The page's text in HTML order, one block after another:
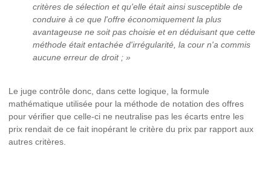
critères de sélection et qu'elle était ainsi susceptible de
conduire à ce que l'offre économiquement la plus
avantageuse ne soit pas choisie et en déduisant que cette
méthode était entachée d'irrégularité, la cour n'a commis
aucune erreur de droit ; »
Le juge contrôle donc, dans cette logique, la formule
mathématique utilisée pour la méthode de notation des offres
pour vérifier que celle-ci ne neutralise pas les écarts entre les
prix rendait de ce fait inopérant le critère du prix par rapport aux
autres critères.